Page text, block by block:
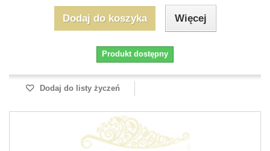
Dodaj do koszyka Więcej
Produkt dostępny
Dodaj do listy życzeń